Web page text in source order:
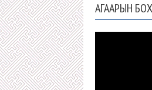
АГААРЫН